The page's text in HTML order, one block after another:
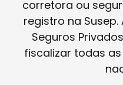
corretora ou
registro na
Seguros
fiscalizar todas